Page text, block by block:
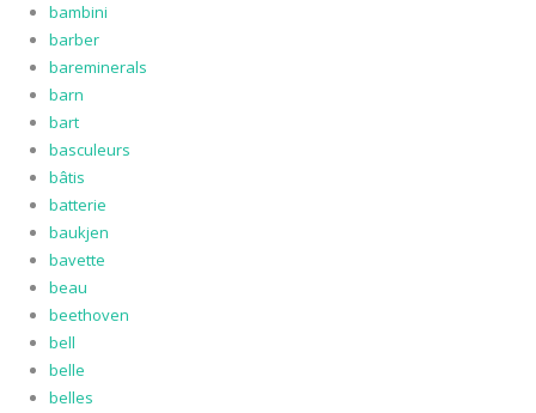
bambini
barber
bareminerals
barn
bart
basculeurs
bâtis
batterie
baukjen
bavette
beau
beethoven
bell
belle
belles